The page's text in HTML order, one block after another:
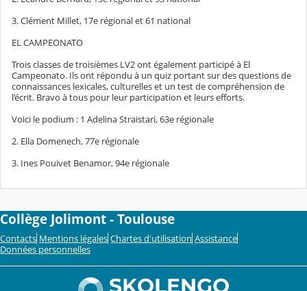
3. Clément Millet, 17e régional et 61 national
EL CAMPEONATO
Trois classes de troisièmes LV2 ont également participé à El
Campeonato. Ils ont répondu à un quiz portant sur des questions de
connaissances lexicales, culturelles et un test de compréhension de
l’écrit. Bravo à tous pour leur participation et leurs efforts.
Voici le podium : 1 Adelina Straistari, 63e régionale
2. Ella Domenech, 77e régionale
3. Ines Pouivet Benamor, 94e régionale
Collège Jolimont - Toulouse
Contacts Mentions légales Chartes d'utilisation Assistance
Données personnelles